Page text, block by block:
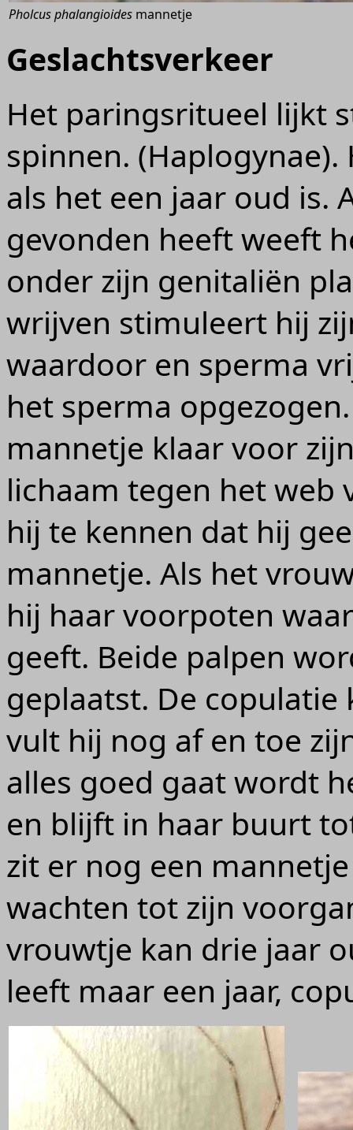
Pholcus phalangioides mannetje
Geslachtsverkeer
Het paringsritueel lijkt
spinnen.
als het een jaar oud is.
gevonden heeft weeft
onder zijn genitaliën
wrijven stimuleert hij
waardoor en sperma
het sperma
mannetje klaar voor
lichaam tegen het
hij te kennen dat hij
mannetje. Als het
hij haar voorpoten
geeft. Beide palpen
geplaatst. De
vult hij nog af en toe
alles goed gaat wordt
en blijft in haar buurt
zit er nog een
wachten tot zijn
vrouwtje kan drie jaar
leeft maar een jaar,